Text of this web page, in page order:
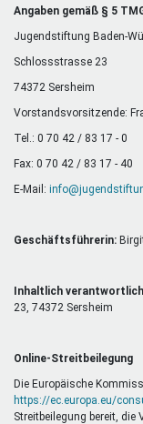
Freizeit & Reisen
Mentoren & Projekte
Schule & Beruf
Vor Ort
Angaben gemäß § 5
Jugendstiftung Baden-
Schlossstrasse 23
74372 Sersheim
Vorstandsvorsitzende:
Tel.: 0 70 42 / 83 17 - 0
Fax: 0 70 42 / 83 17 - 40
E-Mail:
Geschäftsführerin:
Inhaltlich
23, 74372 Sersheim
Online-Streitbeilegung
Die Europäische
https://ec.europa.eu/
Streitbeilegung bereit, die